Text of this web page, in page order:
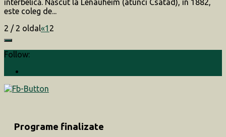
interbelică. Născut la Lenauheim (atunci Csatad), în 1882,
este coleg de...
2 / 2 oldal«1 2
Follow:
Programe finalizate